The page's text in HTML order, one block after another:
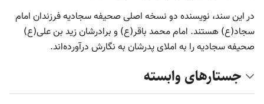
در این سند، نویسنده دو نسخه اصلی صحیفه سجادیه فرزندان امام
سجاد(ع) هستند. امام محمد باقر(ع) و برادرشان زید بن علی(ع)
صحیفه سجادیه را به املای پدرشان به نگارش درآورده‌اند.
جستارهای وابسته